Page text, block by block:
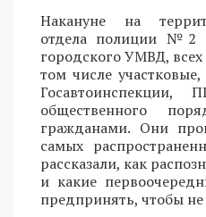
Накануне на
отдела полиции №2
городского УМВД,
том числе
общественного
гражданами. Они
самых
рассказали, как
и какие
предпринять, чтобы